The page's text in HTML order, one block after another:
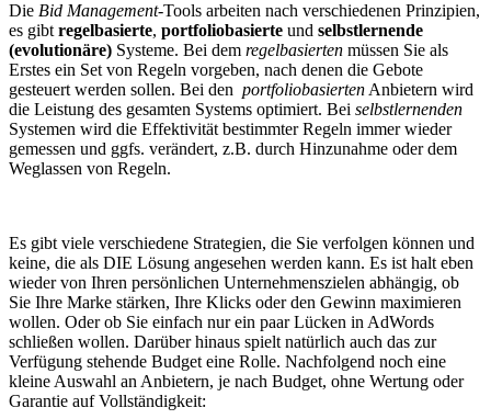
Die Bid Management-Tools arbeiten nach verschiedenen Prinzipien,
es gibt regelbasierte, portfoliobasierte und selbstlernende
(evolutionäre) Systeme. Bei dem regelbasierten müssen Sie als
Erstes ein Set von Regeln vorgeben, nach denen die Gebote
gesteuert werden sollen. Bei den portfoliobasierten Anbietern wird
die Leistung des gesamten Systems optimiert. Bei selbstlernenden
Systemen wird die Effektivität bestimmter Regeln immer wieder
gemessen und ggfs. verändert, z.B. durch Hinzunahme oder dem
Weglassen von Regeln.
Es gibt viele verschiedene Strategien, die Sie verfolgen können und
keine, die als DIE Lösung angesehen werden kann. Es ist halt eben
wieder von Ihren persönlichen Unternehmenszielen abhängig, ob
Sie Ihre Marke stärken, Ihre Klicks oder den Gewinn maximieren
wollen. Oder ob Sie einfach nur ein paar Lücken in AdWords
schließen wollen. Darüber hinaus spielt natürlich auch das zur
Verfügung stehende Budget eine Rolle. Nachfolgend noch eine
kleine Auswahl an Anbietern, je nach Budget, ohne Wertung oder
Garantie auf Vollständigkeit: